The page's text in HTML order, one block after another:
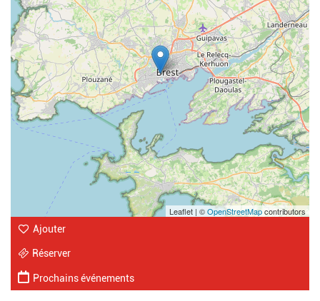
Leaflet | ©OpenStreetMapcontributors
Ajouter
Réserver
Prochains événements